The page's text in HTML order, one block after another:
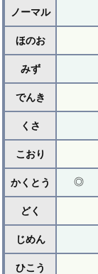
ノーマル
ほのお
みず
でんき
くさ
こおり
かくとう ◎
どく
じめん
ひこう